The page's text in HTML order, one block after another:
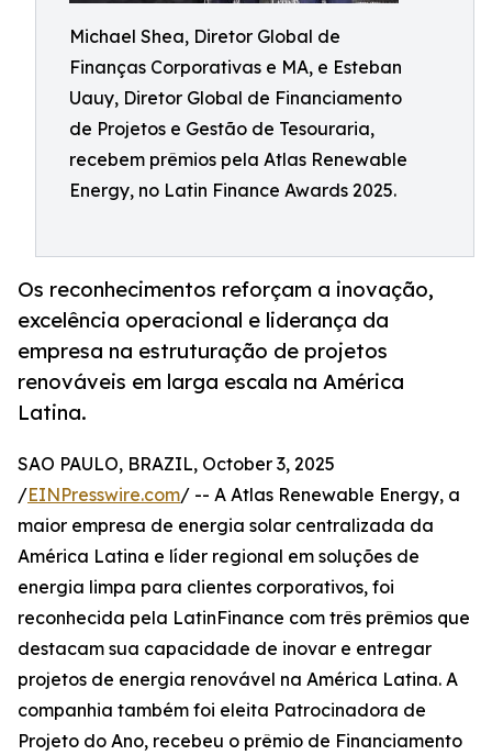
Michael Shea, Diretor Global de
Finanças Corporativas e MA, e Esteban
Uauy, Diretor Global de Financiamento
de Projetos e Gestão de Tesouraria,
recebem prêmios pela Atlas Renewable
Energy, no Latin Finance Awards 2025.
Os reconhecimentos reforçam a inovação,
excelência operacional e liderança da
empresa na estruturação de projetos
renováveis em larga escala na América
Latina.
SAO PAULO, BRAZIL, October 3, 2025
/EINPresswire.com/ -- A Atlas Renewable Energy, a
maior empresa de energia solar centralizada da
América Latina e líder regional em soluções de
energia limpa para clientes corporativos, foi
reconhecida pela LatinFinance com três prêmios que
destacam sua capacidade de inovar e entregar
projetos de energia renovável na América Latina. A
companhia também foi eleita Patrocinadora de
Projeto do Ano, recebeu o prêmio de Financiamento